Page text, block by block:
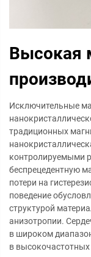
Высокая
Исключительные
традиционных
контролируемыми
беспрецедентную
потери на
поведение
структурой
анизотропии.
в широком
в